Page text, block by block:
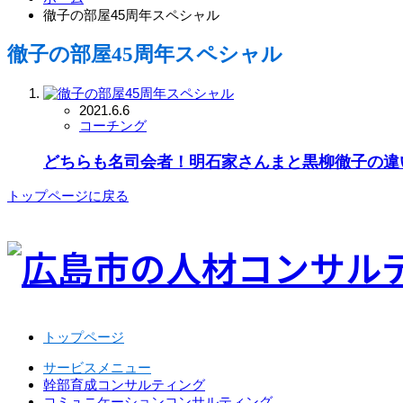
徹子の部屋45周年スペシャル
徹子の部屋45周年スペシャル
2021.6.6
コーチング
どちらも名司会者！明石家さんまと黒柳徹子の違
トップページに戻る
トップページ
サービスメニュー
幹部育成コンサルティング